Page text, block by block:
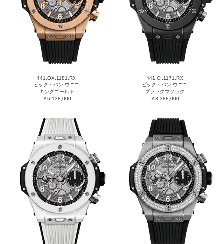
441.OX.1181.RX
ビッグ・バン ウニコ
キングゴールド
￥6,138,000
441.CI.1171.RX
ビッグ・バン ウニコ
ブラックマジック
￥3,388,000